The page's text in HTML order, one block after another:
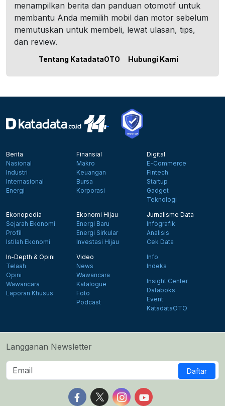
menampilkan berita dan panduan otomotif untuk
membantu Anda memilih mobil dan motor sebelum
memutuskan untuk membeli, lewat ulasan, tips,
dan review.
Tentang KatadataOTO Hubungi Kami
Berita
Nasional
Industri
Internasional
Energi
Finansial
Makro
Keuangan
Bursa
Korporasi
Digital
E-Commerce
Fintech
Startup
Gadget
Teknologi
Ekonopedia
Sejarah Ekonomi
Profil
Istilah Ekonomi
Ekonomi Hijau
Energi Baru
Energi Sirkular
Investasi Hijau
Jurnalisme Data
Infografik
Analisis
Cek Data
In-Depth & Opini
Telaah
Opini
Wawancara
Laporan Khusus
Video
News
Wawancara
Katalogue
Foto
Podcast
Info
Indeks
Insight Center
Databoks
Event
KatadataOTO
Langganan Newsletter
Daftar
Follow us on Facebook
Follow us on X
Follow us on Instagram
Follow us on